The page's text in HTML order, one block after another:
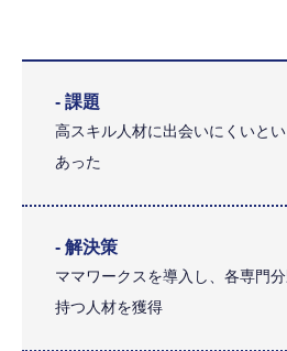
- 課題
高スキル人材に出会いにくいと
あった
- 解決策
ママワークスを導入し、各専門
持つ人材を獲得